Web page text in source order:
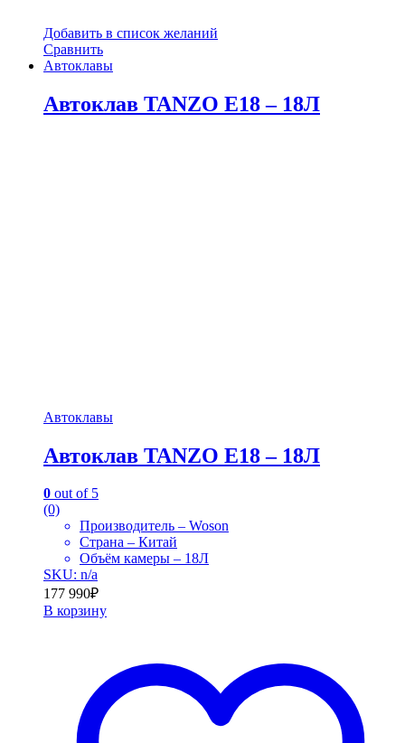
Добавить в список желаний
Сравнить
Автоклавы
Автоклав TANZO E18 – 18Л
Автоклавы
Автоклав TANZO E18 – 18Л
0 out of 5
(0)
Производитель – Woson
Страна – Китай
Объём камеры – 18Л
SKU: n/a
177 990₽
В корзину